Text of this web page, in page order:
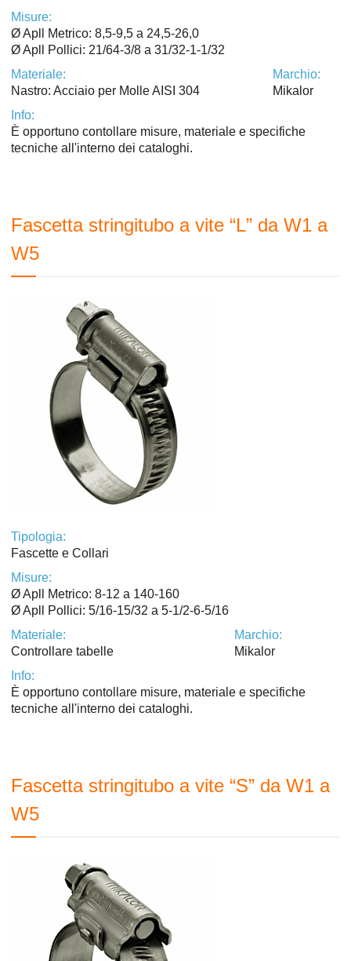
Misure:
Ø Apll Metrico: 8,5-9,5 a 24,5-26,0
Ø Apll Pollici: 21/64-3/8 a 31/32-1-1/32
Materiale:
Nastro: Acciaio per Molle AISI 304
Marchio:
Mikalor
Info:
È opportuno contollare misure, materiale e specifiche
tecniche all'interno dei cataloghi.
Fascetta stringitubo a vite “L” da W1 a
W5
Tipologia:
Fascette e Collari
Misure:
Ø Apll Metrico: 8-12 a 140-160
Ø Apll Pollici: 5/16-15/32 a 5-1/2-6-5/16
Materiale:
Controllare tabelle
Marchio:
Mikalor
Info:
È opportuno contollare misure, materiale e specifiche
tecniche all'interno dei cataloghi.
Fascetta stringitubo a vite “S” da W1 a
W5